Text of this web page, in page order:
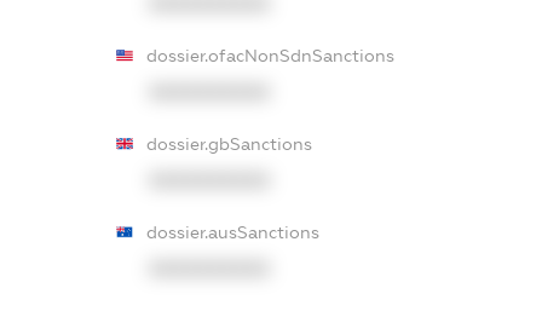
dossier.ofacNonSdnSanctions
dossier.gbSanctions
dossier.ausSanctions